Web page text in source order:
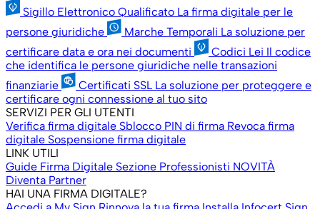
Sigillo Elettronico Qualificato La firma digitale per le
persone giuridiche
Marche Temporali La soluzione per
certificare data e ora nei documenti
Codici Lei Il codice
che identifica le persone giuridiche nelle transazioni
finanziarie
Certificati SSL La soluzione per proteggere e
certificare ogni connessione al tuo sito
SERVIZI PER GLI UTENTI
Verifica firma digitale Sblocco PIN di firma Revoca firma
digitale Sospensione firma digitale
LINK UTILI
Guide Firma Digitale Sezione Professionisti NOVITÀ
Diventa Partner
HAI UNA FIRMA DIGITALE?